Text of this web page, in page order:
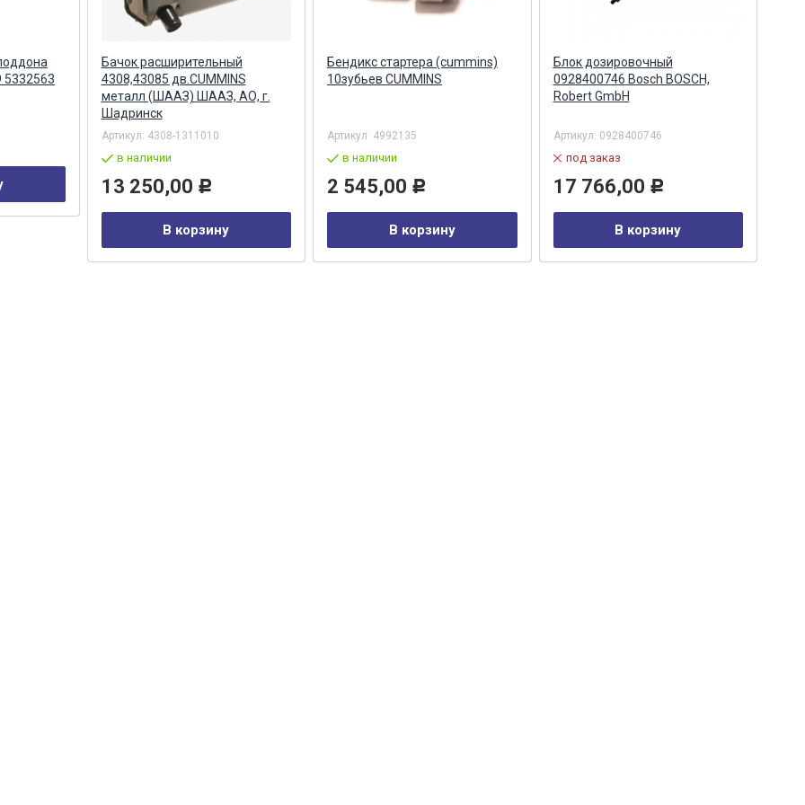
5332563
Бачок расширительный
4308,43085 дв.CUMMINS
металл (ШААЗ) ШААЗ, АО, г.
Шадринск
Артикул: 4308-1311010
в наличии
13 250,00 Р
В корзину
Бендикс стартера (cummins)
10зубьев CUMMINS
Артикул: 4992135
в наличии
2 545,00 Р
В корзину
Блок дозировочный
0928400746 Bosch BOSCH,
Robert GmbH
Артикул: 0928400746
под заказ
17 766,00 Р
В корзину